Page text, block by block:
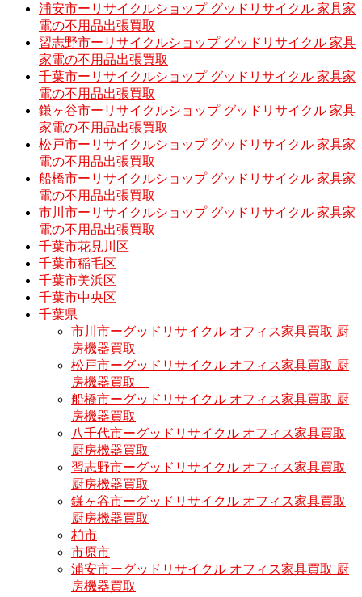
浦安市ーリサイクルショップ グッドリサイクル 家具家
電の不用品出張買取
習志野市ーリサイクルショップ グッドリサイクル 家具
家電の不用品出張買取
千葉市ーリサイクルショップ グッドリサイクル 家具家
電の不用品出張買取
鎌ヶ谷市ーリサイクルショップ グッドリサイクル 家具
家電の不用品出張買取
松戸市ーリサイクルショップ グッドリサイクル 家具家
電の不用品出張買取
船橋市ーリサイクルショップ グッドリサイクル 家具家
電の不用品出張買取
市川市ーリサイクルショップ グッドリサイクル 家具家
電の不用品出張買取
千葉市花見川区
千葉市稲毛区
千葉市美浜区
千葉市中央区
千葉県
市川市ーグッドリサイクル オフィス家具買取 厨
房機器買取
松戸市ーグッドリサイクル オフィス家具買取 厨
房機器買取
船橋市ーグッドリサイクル オフィス家具買取 厨
房機器買取
八千代市ーグッドリサイクル オフィス家具買取
厨房機器買取
習志野市ーグッドリサイクル オフィス家具買取
厨房機器買取
鎌ヶ谷市ーグッドリサイクル オフィス家具買取
厨房機器買取
柏市
市原市
浦安市ーグッドリサイクル オフィス家具買取 厨
房機器買取